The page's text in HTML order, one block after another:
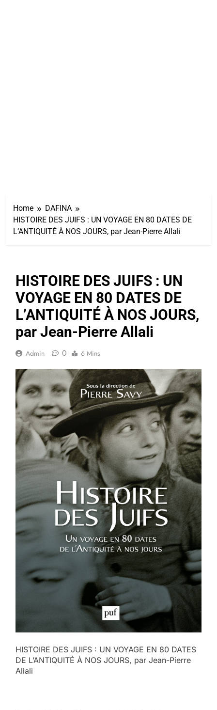
Home
DAFINA
HISTOIRE DES JUIFS : UN VOYAGE EN 80 DATES DE
L’ANTIQUITÉ À NOS JOURS, par Jean-Pierre Allali
HISTOIRE DES JUIFS : UN
VOYAGE EN 80 DATES DE
L’ANTIQUITÉ À NOS JOURS,
par Jean-Pierre Allali
Admin 0 6 Mins
HISTOIRE DES JUIFS : UN VOYAGE EN 80 DATES
DE L’ANTIQUITÉ À NOS JOURS, par Jean-Pierre
Allali